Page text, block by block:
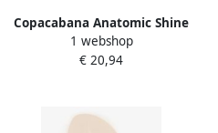
Copacabana Anatomic Shine
dames teenslippers lila
1 webshop
€ 20,94